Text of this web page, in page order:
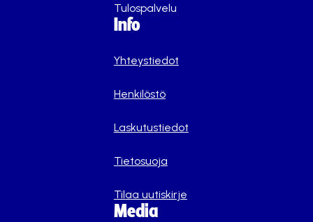
Tulospalvelu
Info
Yhteystiedot
Henkilöstö
Laskutustiedot
Tietosuoja
Tilaa uutiskirje
Media